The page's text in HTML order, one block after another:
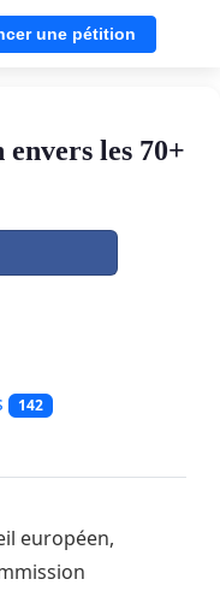
une pétition
les 70+
142
européen,